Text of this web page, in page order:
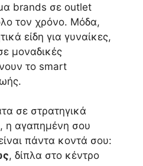
brands σε outlet
τον χρόνο. Μόδα,
είδη για γυναίκες,
μοναδικές
το smart
σε στρατηγικά
η αγαπημένη σου
πάντα κοντά σου:
, δίπλα στο κέντρο